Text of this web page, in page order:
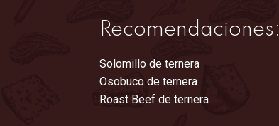
Recomendaciones:
Solomillo de ternera
Osobuco de ternera
Roast Beef de ternera